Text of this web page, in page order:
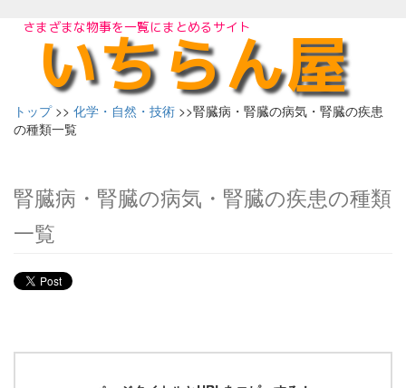
トップ >> 化学・自然・技術 >>腎臓病・腎臓の病気・腎臓の疾患
の種類一覧
腎臓病・腎臓の病気・腎臓の疾患の種類
一覧